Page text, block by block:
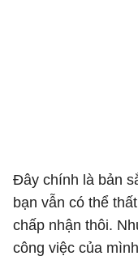
Đây chính là bản
bạn vẫn có thể
chấp nhận thôi.
công việc của